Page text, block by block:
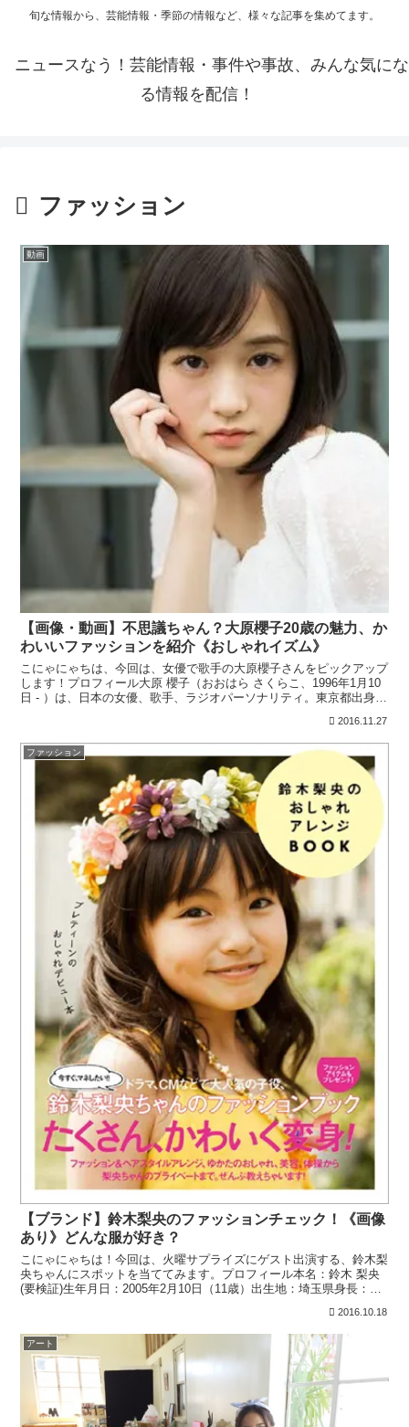
旬な情報から、芸能情報・季節の情報など、様々な記事を集めてます。
ニュースなう！芸能情報・事件や事故、みんな気にな
る情報を配信！
ファッション
動画
【画像・動画】不思議ちゃん？大原櫻子20歳の魅力、か
わいいファッションを紹介《おしゃれイズム》
こにゃにゃちは、今回は、女優で歌手の大原櫻子さんをピックアップ
します！プロフィール大原 櫻子（おおはら さくらこ、1996年1月10
日 - ）は、日本の女優、歌手、ラジオパーソナリティ。東京都出身。
2016.11.27
ファッション
【ブランド】鈴木梨央のファッションチェック！《画像
あり》どんな服が好き？
こにゃにゃちは！今回は、火曜サプライズにゲスト出演する、鈴木梨
央ちゃんにスポットを当ててみます。プロフィール本名：鈴木 梨央
(要検証)生年月日：2005年2月10日（11歳）出生地：埼玉県身長：
2016.10.18
アート